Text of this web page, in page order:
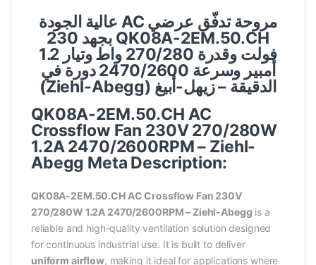
مروحة تدفّق عرضي AC عالية الجودة
QK08A-2EM.50.CH بجهد 230
فولت وقدرة 270/280 واط وتيار 1.2
أمبير وسرعة 2470/2600 دورة في
الدقيقة – زيهل-أبيغ (Ziehl-Abegg)
QK08A-2EM.50.CH AC
Crossflow Fan 230V 270/280W
1.2A 2470/2600RPM – Ziehl-
Abegg Meta Description:
QK08A-2EM.50.CH AC Crossflow Fan 230V
270/280W 1.2A 2470/2600RPM – Ziehl-Abegg is a
reliable and high-quality ventilation solution designed
for continuous industrial use. It is built to deliver
uniform airflow, making it ideal for applications where